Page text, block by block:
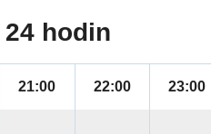
hodin
21:00 22:00 23:00